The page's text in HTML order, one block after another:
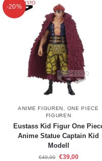
-20%
ANIME FIGUREN
ONE PIECE
FIGUREN
Eustass Kid Figur One
Anime Statue Captain Kid
Modell
€49,00 €39,00